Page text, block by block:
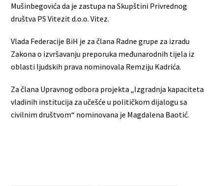
Mušinbegovića da je zastupa na Skupštini Privrednog
društva PS Vitezit d.o.o. Vitez.
Vlada Federacije BiH je za člana Radne grupe za izradu
Zakona o izvršavanju preporuka međunarodnih tijela iz
oblasti ljudskih prava nominovala Remziju Kadrića.
Za člana Upravnog odbora projekta „Izgradnja kapaciteta
vladinih institucija za učešće u političkom dijalogu sa
civilnim društvom“ nominovana je Magdalena Baotić.